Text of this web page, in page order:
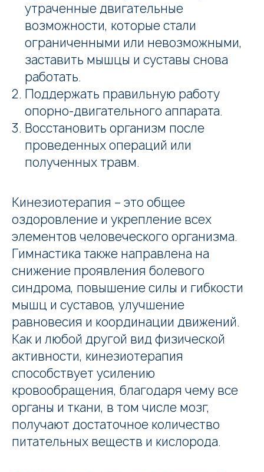
утраченные двигательные
возможности, которые стали
ограниченными или невозможными,
заставить мышцы и суставы снова
работать.
Поддержать правильную работу
опорно-двигательного аппарата.
Восстановить организм после
проведенных операций или
полученных травм.
Кинезиотерапия – это общее
оздоровление и укрепление всех
элементов человеческого организма.
Гимнастика также направлена на
снижение проявления болевого
синдрома, повышение силы и гибкости
мышц и суставов, улучшение
равновесия и координации движений.
Как и любой другой вид физической
активности, кинезиотерапия
способствует усилению
кровообращения, благодаря чему все
органы и ткани, в том числе мозг,
получают достаточное количество
питательных веществ и кислорода.